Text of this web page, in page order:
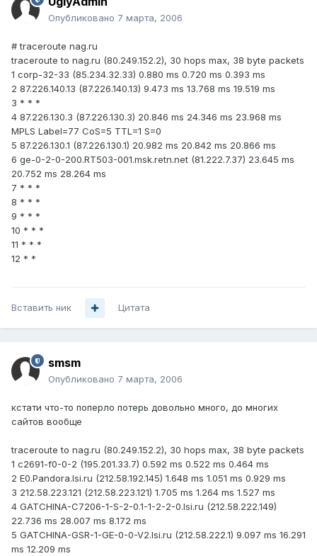
Опубликовано 7 марта, 2006
# traceroute nag.ru
traceroute to nag.ru (80.249.152.2), 30 hops max, 38 byte packets
1 corp-32-33 (85.234.32.33) 0.880 ms 0.720 ms 0.393 ms
2 87.226.140.13 (87.226.140.13) 9.473 ms 13.768 ms 19.519 ms
3 * * *
4 87.226.130.3 (87.226.130.3) 20.846 ms 24.346 ms 23.968 ms
MPLS Label=77 CoS=5 TTL=1 S=0
5 87.226.130.1 (87.226.130.1) 20.982 ms 20.842 ms 20.866 ms
6 ge-0-2-0-200.RT503-001.msk.retn.net (81.222.7.37) 23.645 ms
20.752 ms 28.264 ms
7 * * *
8 * * *
9 * * *
10 * * *
11 * * *
12 * *
Вставить ник Цитата
smsm
Опубликовано 7 марта, 2006
кстати что-то поперло потерь довольно много, до многих
сайтов вообще
traceroute to nag.ru (80.249.152.2), 30 hops max, 38 byte packets
1 c2691-f0-0-2 (195.201.33.7) 0.592 ms 0.522 ms 0.464 ms
2 E0.Pandora.lsi.ru (212.58.192.145) 1.648 ms 1.051 ms 0.929 ms
3 212.58.223.121 (212.58.223.121) 1.705 ms 1.264 ms 1.527 ms
4 GATCHINA-C7206-1-S-2-0.1-1-2-2-0.lsi.ru (212.58.222.149)
22.736 ms 28.007 ms 8.172 ms
5 GATCHINA-GSR-1-GE-0-0-V2.lsi.ru (212.58.222.1) 9.097 ms 16.291
ms 12.209 ms